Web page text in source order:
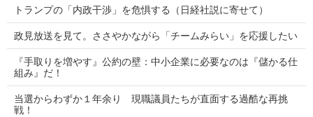
トランプの「内政干渉」を危惧する（日経社説に寄せて）
政見放送を見て。ささやかながら「チームみらい」を応援したい
『手取りを増やす』公約の壁：中小企業に必要なのは『儲かる仕
組み』だ！
当選からわずか１年余り 現職議員たちが直面する過酷な再挑
戦！